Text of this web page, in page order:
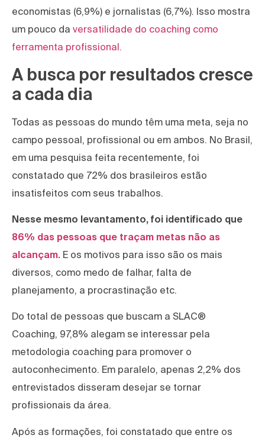
economistas (6,9%) e jornalistas (6,7%). Isso mostra
um pouco da versatilidade do coaching como
ferramenta profissional.
A busca por resultados cresce
a cada dia
Todas as pessoas do mundo têm uma meta, seja no
campo pessoal, profissional ou em ambos. No Brasil,
em uma pesquisa feita recentemente, foi
constatado que 72% dos brasileiros estão
insatisfeitos com seus trabalhos.
Nesse mesmo levantamento, foi identificado que
86% das pessoas que traçam metas não as
alcançam. E os motivos para isso são os mais
diversos, como medo de falhar, falta de
planejamento, a procrastinação etc.
Do total de pessoas que buscam a SLAC®
Coaching, 97,8% alegam se interessar pela
metodologia coaching para promover o
autoconhecimento. Em paralelo, apenas 2,2% dos
entrevistados disseram desejar se tornar
profissionais da área.
Após as formações, foi constatado que entre os